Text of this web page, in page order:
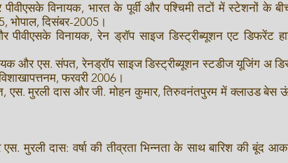
विनायक, भारत के पूर्वी और पश्चिमी तटों में स्टेशनों के
भोपाल, दिसंबर-2005।
विनायक, रेन ड्रॉप साइज डिस्ट्रीब्यूशन एट डिफरेंट
और एस. संपत, रेनड्रॉप साइज डिस्ट्रीब्यूशन स्टडीज यूजिंग अ
फरवरी 2006।
एस. मुरली दास और जी. मोहन कुमार, तिरुवनंतपुरम में क्लाउड बेस
मुरली दास: वर्षा की तीव्रता भिन्नता के साथ बारिश की बूंद